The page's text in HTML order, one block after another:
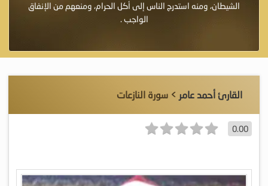
الشيطان، ومنه استدرج الناس إلى أكل الحرام، ومنعهم من الإنفاق
الواجب .
القارئ أحمد عامر > سورة النازعات
0.00